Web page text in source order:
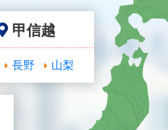
甲信越
長野 山梨